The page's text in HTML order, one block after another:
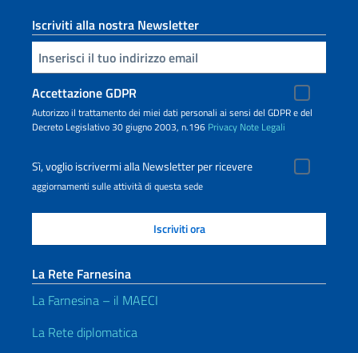
Iscriviti alla nostra Newsletter
Inserisci la tua email
Accettazione GDPR
Autorizzo il trattamento dei miei dati personali ai sensi del GDPR e del
Decreto Legislativo 30 giugno 2003, n.196 Privacy Note Legali
Sì, voglio iscrivermi alla Newsletter per ricevere
aggiornamenti sulle attività di questa sede
La Rete Farnesina
La Farnesina – il MAECI
La Rete diplomatica